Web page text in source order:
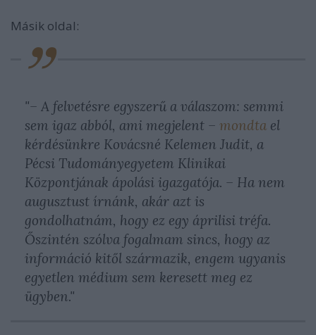
Másik oldal:
"– A felvetésre egyszerű a válaszom: semmi
sem igaz abból, ami megjelent – mondta el
kérdésünkre Kovácsné Kelemen Judit, a
Pécsi Tudományegyetem Klinikai
Központjának ápolási igazgatója. – Ha nem
augusztust írnánk, akár azt is
gondolhatnám, hogy ez egy áprilisi tréfa.
Őszintén szólva fogalmam sincs, hogy az
információ kitől származik, engem ugyanis
egyetlen médium sem keresett meg ez
ügyben."